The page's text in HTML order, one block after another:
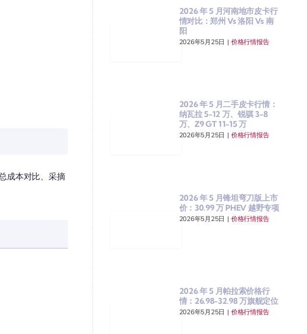
成本对比、采摘
2026 年 5 月河南地市皮卡行
情对比：郑州 Vs 洛阳 Vs 南
阳
2026年5月25日 | 价格行情报告
2026 年 5 月二手皮卡行情：
纳瓦拉 5-12 万、锐骐 3-8
万、Z9 GT 11-15 万
2026年5月25日 | 价格行情报告
2026 年 5 月锋坦弯刀版上市
价：30.99 万 PHEV 越野专项
2026年5月25日 | 价格行情报告
2026 年 5 月帕拉索价格行
情：26.98-32.98 万旗舰定位
2026年5月25日 | 价格行情报告